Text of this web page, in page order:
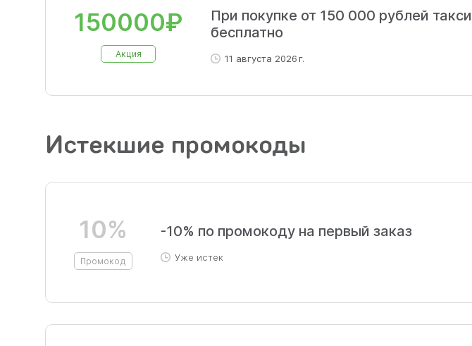
150000₽
Акция
При покупке от 150 000 рублей такси
бесплатно
11 августа 2026 г.
Истекшие промокоды
10%
Промокод
-10% по промокоду на первый заказ
Уже истек